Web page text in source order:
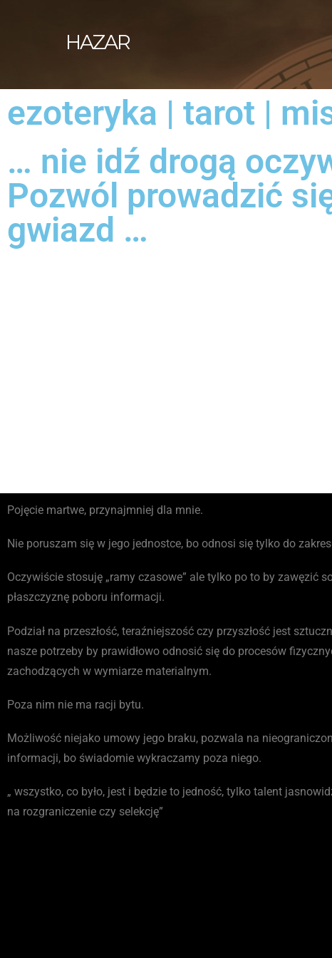
HAZAR
ezoteryka | tarot |
… nie idź drogą
Pozwól prowadzić
gwiazd …
Pojęcie martwe, przynajmniej dla mnie.
Nie poruszam się w jego jednostce, bo odnosi się tylko do
Oczywiście stosuję „ramy czasowe” ale tylko po to by zawęzić
płaszczyznę poboru informacji.
Podział na przeszłość, teraźniejszość czy przyszłość jest
nasze potrzeby by prawidłowo odnosić się do procesów
zachodzących w wymiarze materialnym.
Poza nim nie ma racji bytu.
Możliwość niejako umowy jego braku, pozwala na
informacji, bo świadomie wykraczamy poza niego.
„ wszystko, co było, jest i będzie to jedność, tylko talent
na rozgraniczenie czy selekcję”